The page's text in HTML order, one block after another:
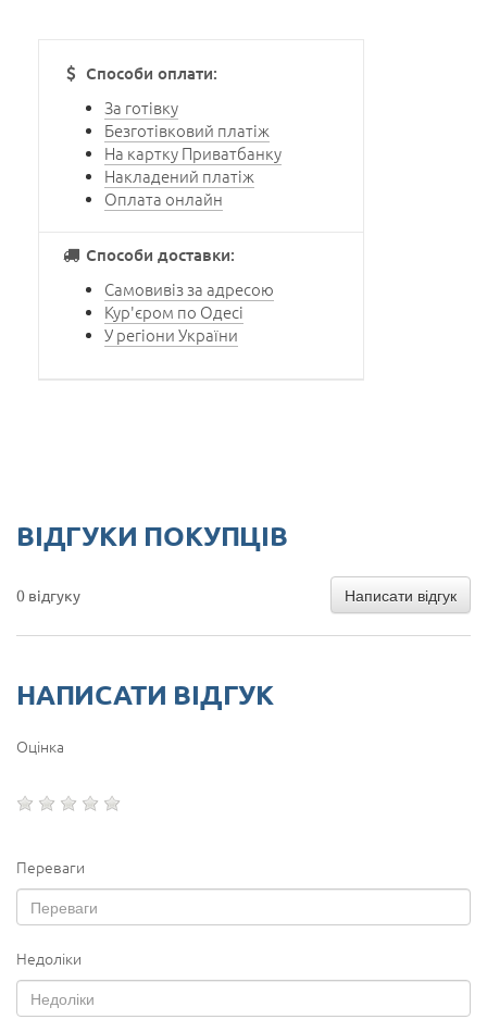
Способи оплати:
За готівку
Безготівковий платіж
На картку Приватбанку
Накладений платіж
Оплата онлайн
Способи доставки:
Самовивіз за адресою
Кур'єром по Одесі
У регіони України
ВІДГУКИ ПОКУПЦІВ
0 відгуку Написати відгук
НАПИСАТИ ВІДГУК
Оцінка
Переваги
Недоліки